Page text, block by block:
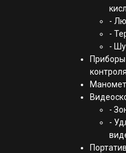
-
-
-
Приборы
контроля
-
-